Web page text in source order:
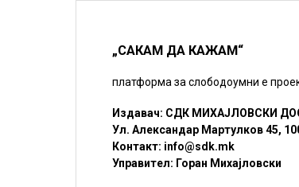
„САКАМ ДА КАЖАМ“
платформа за слободоумни е
Издавач: СДК МИХАЈЛОВСКИ
Ул. Александар Мартулков 45,
Контакт: info@sdk.mk
Управител: Горан Михајловски